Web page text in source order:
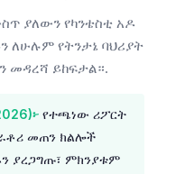
ያለውን የካንቴስቲ አዶ
ለሁሉም የትንታኔ ባህሪያት
መዳረሻ ይከፍታል።.
የተጫነው ሪፖርት
መጠን ክልሎች
ያረጋግጡ፣ ምክንያቱም